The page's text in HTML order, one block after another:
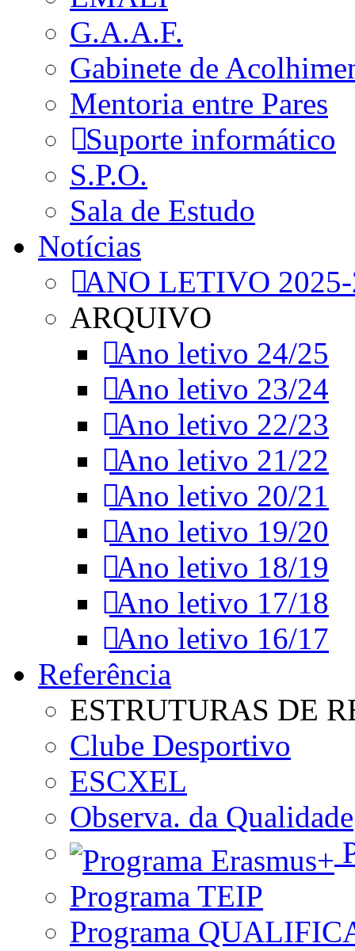
G.A.A.F.
Gabinete de
Mentoria entre Pares
Suporte informático
S.P.O.
Sala de Estudo
Notícias
ANO LETIVO
ARQUIVO
Ano letivo 24/25
Ano letivo 23/24
Ano letivo 22/23
Ano letivo 21/22
Ano letivo 20/21
Ano letivo 19/20
Ano letivo 18/19
Ano letivo 17/18
Ano letivo 16/17
Referência
ESTRUTURAS DE
Clube Desportivo
ESCXEL
Observa. da Qualidade
Programa TEIP
Programa